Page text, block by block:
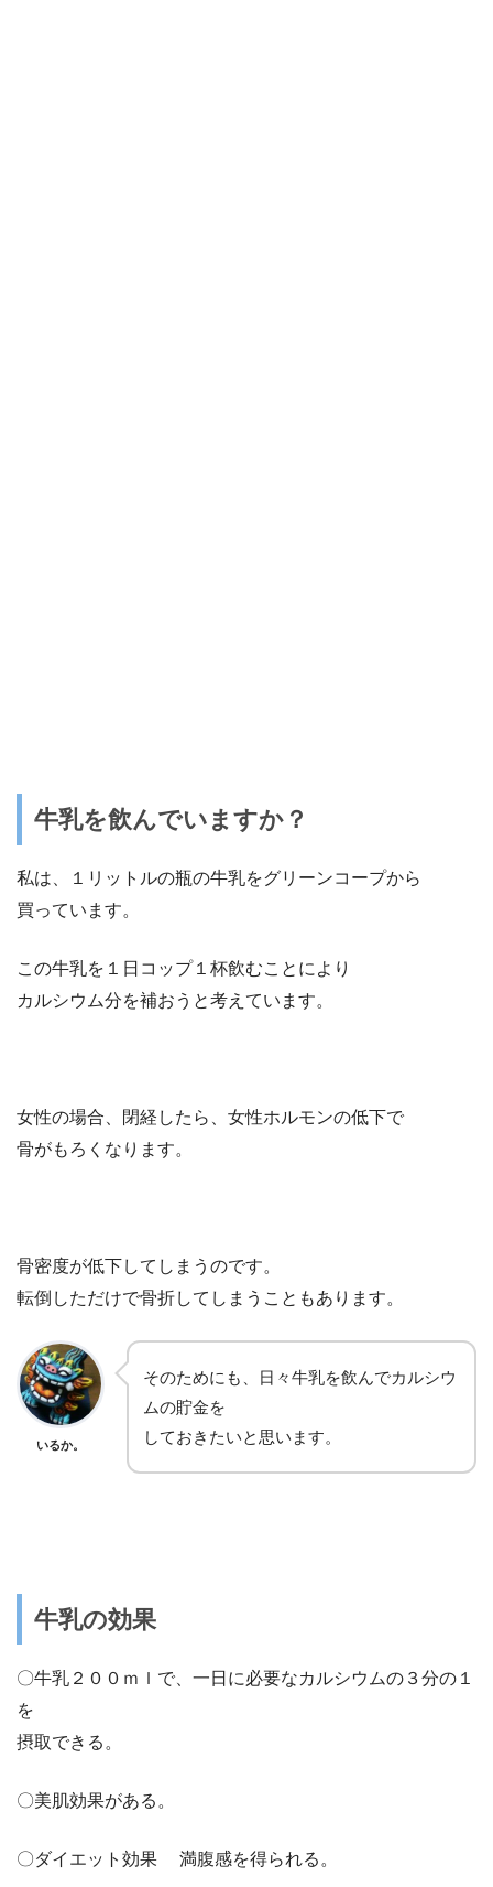
牛乳を飲んでいますか？
私は、１リットルの瓶の牛乳をグリーンコープから
買っています。
この牛乳を１日コップ１杯飲むことにより
カルシウム分を補おうと考えています。
女性の場合、閉経したら、女性ホルモンの低下で
骨がもろくなります。
骨密度が低下してしまうのです。
転倒しただけで骨折してしまうこともあります。
いるか。
そのためにも、日々牛乳を飲んでカルシウ
ムの貯金を
しておきたいと思います。
牛乳の効果
〇牛乳２００ｍｌで、一日に必要なカルシウムの３分の１
を
摂取できる。
〇美肌効果がある。
〇ダイエット効果 満腹感を得られる。